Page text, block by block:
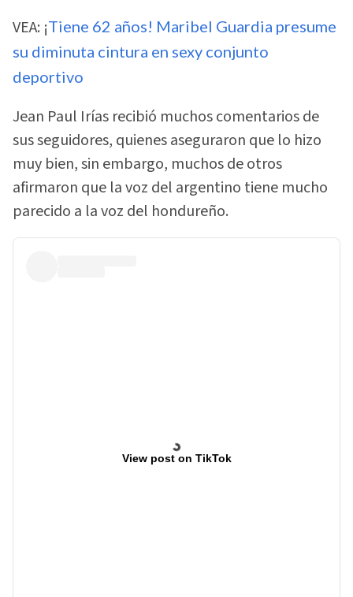
VEA: ¡Tiene 62 años! Maribel Guardia presume
su diminuta cintura en sexy conjunto
deportivo
Jean Paul Irías recibió muchos comentarios de
sus seguidores, quienes aseguraron que lo hizo
muy bien, sin embargo, muchos de otros
afirmaron que la voz del argentino tiene mucho
parecido a la voz del hondureño.
View post on TikTok